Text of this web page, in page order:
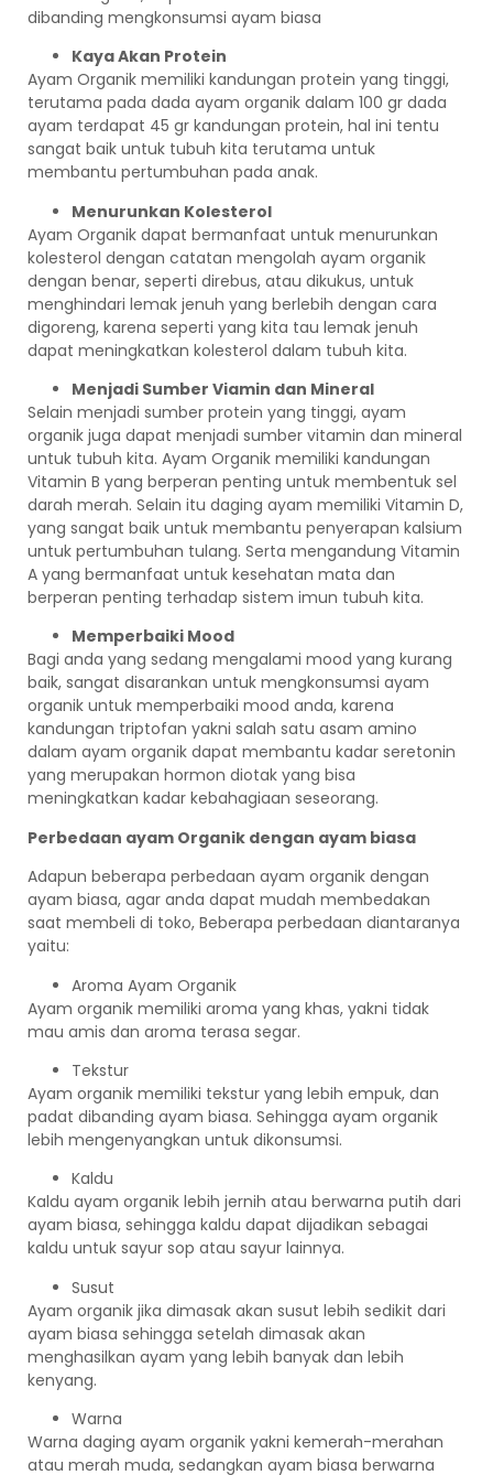
dibanding mengkonsumsi ayam biasa
Kaya Akan Protein
Ayam Organik memiliki kandungan protein yang tinggi,
terutama pada dada ayam organik dalam 100 gr dada
ayam terdapat 45 gr kandungan protein, hal ini tentu
sangat baik untuk tubuh kita terutama untuk
membantu pertumbuhan pada anak.
Menurunkan Kolesterol
Ayam Organik dapat bermanfaat untuk menurunkan
kolesterol dengan catatan mengolah ayam organik
dengan benar, seperti direbus, atau dikukus, untuk
menghindari lemak jenuh yang berlebih dengan cara
digoreng, karena seperti yang kita tau lemak jenuh
dapat meningkatkan kolesterol dalam tubuh kita.
Menjadi Sumber Viamin dan Mineral
Selain menjadi sumber protein yang tinggi, ayam
organik juga dapat menjadi sumber vitamin dan mineral
untuk tubuh kita. Ayam Organik memiliki kandungan
Vitamin B yang berperan penting untuk membentuk sel
darah merah. Selain itu daging ayam memiliki Vitamin D,
yang sangat baik untuk membantu penyerapan kalsium
untuk pertumbuhan tulang. Serta mengandung Vitamin
A yang bermanfaat untuk kesehatan mata dan
berperan penting terhadap sistem imun tubuh kita.
Memperbaiki Mood
Bagi anda yang sedang mengalami mood yang kurang
baik, sangat disarankan untuk mengkonsumsi ayam
organik untuk memperbaiki mood anda, karena
kandungan triptofan yakni salah satu asam amino
dalam ayam organik dapat membantu kadar seretonin
yang merupakan hormon diotak yang bisa
meningkatkan kadar kebahagiaan seseorang.
Perbedaan ayam Organik dengan ayam biasa
Adapun beberapa perbedaan ayam organik dengan
ayam biasa, agar anda dapat mudah membedakan
saat membeli di toko, Beberapa perbedaan diantaranya
yaitu:
Aroma Ayam Organik
Ayam organik memiliki aroma yang khas, yakni tidak
mau amis dan aroma terasa segar.
Tekstur
Ayam organik memiliki tekstur yang lebih empuk, dan
padat dibanding ayam biasa. Sehingga ayam organik
lebih mengenyangkan untuk dikonsumsi.
Kaldu
Kaldu ayam organik lebih jernih atau berwarna putih dari
ayam biasa, sehingga kaldu dapat dijadikan sebagai
kaldu untuk sayur sop atau sayur lainnya.
Susut
Ayam organik jika dimasak akan susut lebih sedikit dari
ayam biasa sehingga setelah dimasak akan
menghasilkan ayam yang lebih banyak dan lebih
kenyang.
Warna
Warna daging ayam organik yakni kemerah-merahan
atau merah muda, sedangkan ayam biasa berwarna